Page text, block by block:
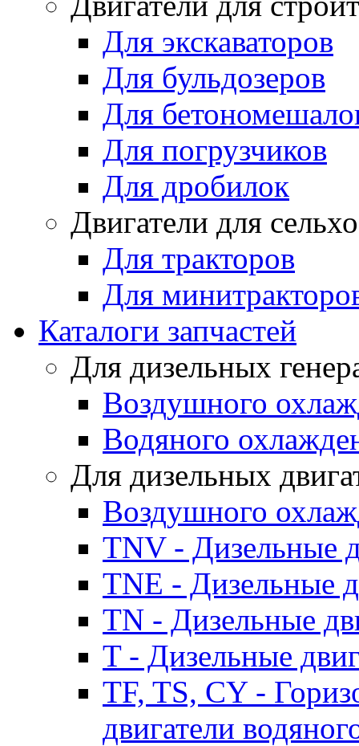
Для экскаваторов
Для бульдозеров
Для
Для погрузчиков
Для дробилок
Двигатели для
Для тракторов
Для
Каталоги запчастей
Для дизельных
Воздушного
Водяного
Для дизельных
Воздушного
TNV - Дизельные
TNE - Дизельные
TN - Дизельные
T - Дизельные
TF, TS, CY -
двигатели